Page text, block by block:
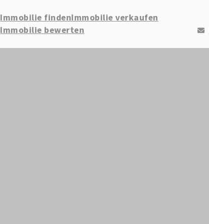
Immobilie findenImmobilie verkaufen
Immobilie bewerten